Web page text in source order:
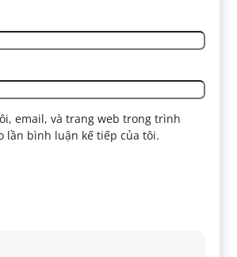
email, và trang web trong trình
lần bình luận kế tiếp của tôi.